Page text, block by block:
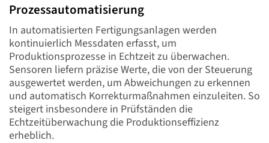
Prozessautomatisierung
In automatisierten Fertigungsanlagen werden
kontinuierlich Messdaten erfasst, um
Produktionsprozesse in Echtzeit zu überwachen.
Sensoren liefern präzise Werte, die von der Steuerung
ausgewertet werden, um Abweichungen zu erkennen
und automatisch Korrekturmaßnahmen einzuleiten. So
steigert insbesondere in Prüfständen die
Echtzeitüberwachung die Produktionseffizienz
erheblich.